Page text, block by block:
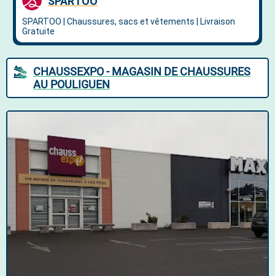
CHAUSSEXPO - MAGASIN DE CHAUSSURES
AU POULIGUEN